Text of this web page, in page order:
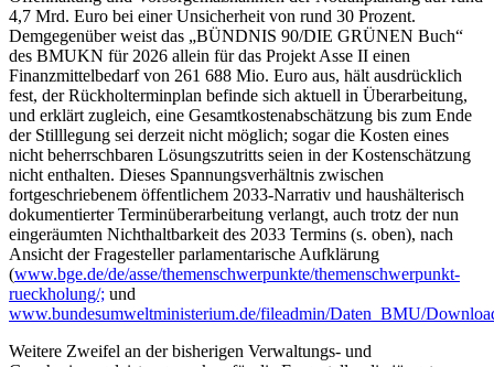
4,7 Mrd. Euro bei einer Unsicherheit von rund 30 Prozent.
Demgegenüber weist das „BÜNDNIS 90/DIE GRÜNEN Buch“
des BMUKN für 2026 allein für das Projekt Asse II einen
Finanzmittelbedarf von 261 688 Mio. Euro aus, hält ausdrücklich
fest, der Rückholterminplan befinde sich aktuell in Überarbeitung,
und erklärt zugleich, eine Gesamtkostenabschätzung bis zum Ende
der Stilllegung sei derzeit nicht möglich; sogar die Kosten eines
nicht beherrschbaren Lösungszutritts seien in der Kostenschätzung
nicht enthalten. Dieses Spannungsverhältnis zwischen
fortgeschriebenem öffentlichem 2033-Narrativ und haushälterisch
dokumentierter Terminüberarbeitung verlangt, auch trotz der nun
eingeräumten Nichthaltbarkeit des 2033 Termins (s. oben), nach
Ansicht der Fragesteller parlamentarische Aufklärung
(www.bge.de/de/asse/themenschwerpunkte/themenschwerpunkt-
rueckholung/; und
www.bundesumweltministerium.de/fileadmin/Daten_BMU/
Weitere Zweifel an der bisherigen Verwaltungs- und